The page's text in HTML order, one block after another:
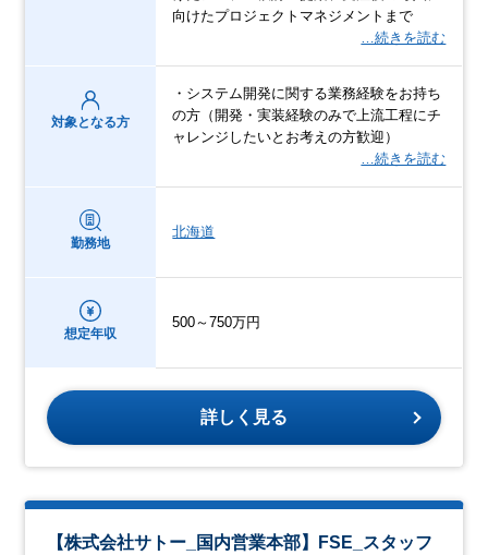
向けたプロジェクトマネジメントまで
…続きを読む
対象となる方
・システム開発に関する業務経験をお持ち
の方（開発・実装経験のみで上流工程にチ
ャレンジしたいとお考えの方歓迎）
…続きを読む
勤務地
北海道
想定年収
500～750万円
詳しく見る
【株式会社サトー_国内営業本部】FSE_スタッフ